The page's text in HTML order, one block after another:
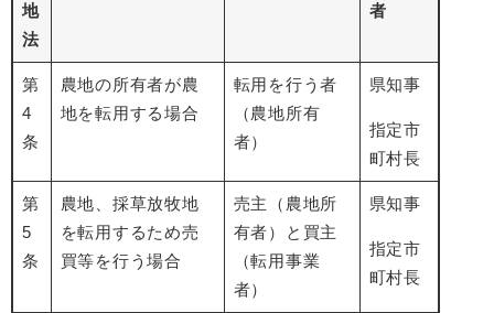
地
法
者
第
4
条
農地の所有者が農
地を転用する場合
転用を行う者
（農地所有
者）
県知事
指定市
町村長
第
5
条
農地、採草放牧地
を転用するため売
買等を行う場合
売主（農地所
有者）と買主
（転用事業
者）
県知事
指定市
町村長